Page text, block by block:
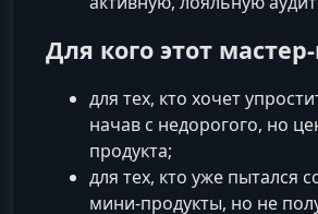
Для кого этот
для тех, кто хочет
начав с недорогого, но
продукта;
для тех, кто уже пытался
мини-продукты, но не